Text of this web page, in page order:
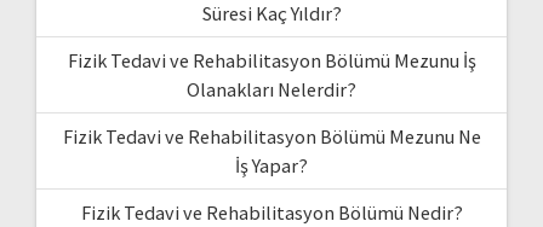
Süresi Kaç Yıldır?
Fizik Tedavi ve Rehabilitasyon Bölümü Mezunu İş
Olanakları Nelerdir?
Fizik Tedavi ve Rehabilitasyon Bölümü Mezunu Ne
İş Yapar?
Fizik Tedavi ve Rehabilitasyon Bölümü Nedir?